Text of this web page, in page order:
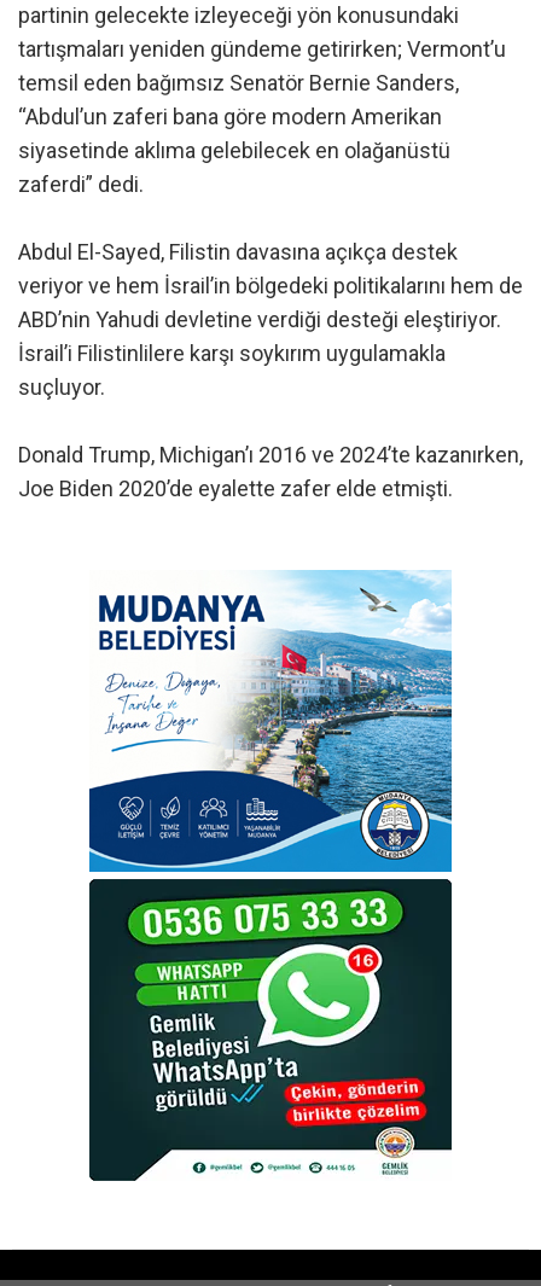
partinin gelecekte izleyeceği yön konusundaki
tartışmaları yeniden gündeme getirirken; Vermont’u
temsil eden bağımsız Senatör Bernie Sanders,
“Abdul’un zaferi bana göre modern Amerikan
siyasetinde aklıma gelebilecek en olağanüstü
zaferdi” dedi.
Abdul El-Sayed, Filistin davasına açıkça destek
veriyor ve hem İsrail’in bölgedeki politikalarını hem de
ABD’nin Yahudi devletine verdiği desteği eleştiriyor.
İsrail’i Filistinlilere karşı soykırım uygulamakla
suçluyor.
Donald Trump, Michigan’ı 2016 ve 2024’te kazanırken,
Joe Biden 2020’de eyalette zafer elde etmişti.